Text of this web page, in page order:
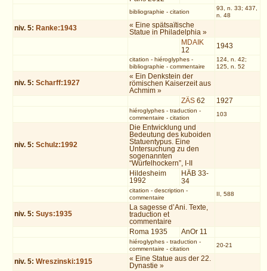
bibliographie - citation
93, n. 33; 437,
n. 48
niv. 5: Ranke:1943
« Eine spätsaïtische
Statue in Philadelphia »
MDAIK
12
1943
citation - hiéroglyphes-
bibliographie - commentaire
124, n. 42;
125, n. 52
niv. 5:Scharff:1927
« Ein Denkstein der
römischen Kaiserzeit aus
Achmim »
ZÄS 62 1927
hiéroglyphes- traduction -
commentaire - citation
103
niv. 5:Schulz:1992
Die Entwicklung und
Bedeutung des kuboiden
Statuentypus. Eine
Untersuchung zu den
sogenannten
“Würfelhockern”, I-II
Hildesheim
1992
HÄB 33-
34
citation - description -
commentaire
II, 588
niv. 5:Suys:1935
La sagesse d’Ani. Texte,
traduction et
commentaire
Roma 1935
AnOr 11
hiéroglyphes- traduction -
commentaire - citation
20-21
niv. 5:Wreszinski:1915
« Eine Statue aus der 22.
Dynastie »